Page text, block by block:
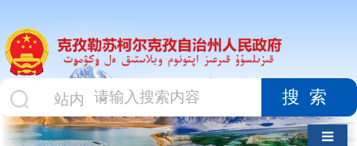
搜索
当前位置： 首页 政务活动 » 政务要闻